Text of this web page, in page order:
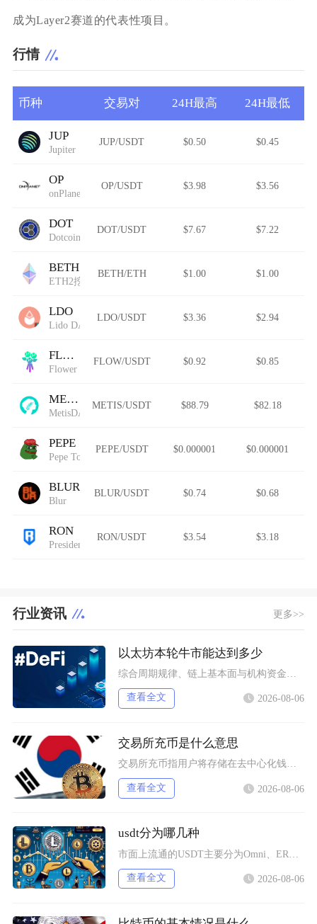
成为Layer2赛道的代表性项目。
行情
币种 交易对 24H最高 24H最低
JUP
Jupiter
JUP/USDT $0.50 $0.45
OP
onPlanet
OP/USDT $3.98 $3.56
DOT
Dotcoin
DOT/USDT $7.67 $7.22
BETH
ETH2挖矿
BETH/ETH $1.00 $1.00
LDO
Lido DAO (Wormhole)
LDO/USDT $3.36 $2.94
FLOW
Flower Solana
FLOW/USDT $0.92 $0.85
METIS
MetisDAO
METIS/USDT $88.79 $82.18
PEPE
Pepe Token
PEPE/USDT $0.000001 $0.000001
BLUR
Blur
BLUR/USDT $0.74 $0.68
RON
President Ron DeSantis
RON/USDT $3.54 $3.18
行业资讯 更多>>
以太坊本轮牛市能达到多少
查看全文 2026-08-06
交易所充币是什么意思
交易所充币指用户将存储在去中心化钱包、其他交易平台内的数字加密资产，通过对应区块链网络转入
查看全文 2026-08-06
usdt分为哪几种
查看全文 2026-08-06